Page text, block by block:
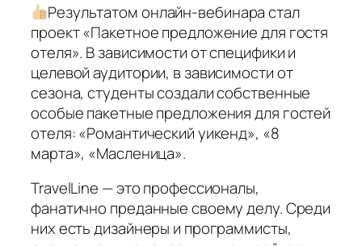
Результатом онлайн-вебинара стал
проект «Пакетное предложение для гостя
отеля». В зависимости от специфики и
целевой аудитории, в зависимости от
сезона, студенты создали собственные
особые пакетные предложения для гостей
отеля: «Романтический уикенд», «8
марта», «Масленица».
TravelLine — это профессионалы,
фанатично преданные своему делу. Среди
них есть дизайнеры и программисты,